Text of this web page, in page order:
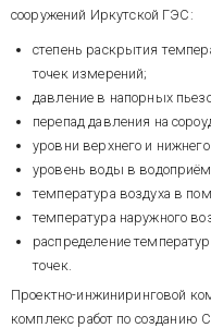
сооружений Иркутской ГЭС:
степень раскрытия
точек измерений;
давление в напорных
перепад давления на
уровни верхнего и
уровень воды в
температура воздуха в
температура наружного
распределение
точек.
Проектно-инжиниринговой
комплекс работ по созданию